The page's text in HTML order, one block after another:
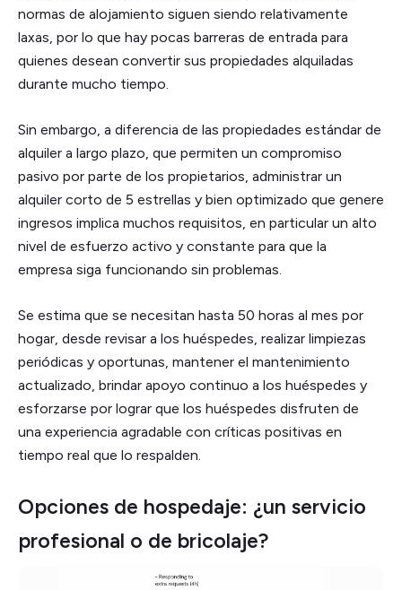
normas de alojamiento siguen siendo relativamente
laxas, por lo que hay pocas barreras de entrada para
quienes desean convertir sus propiedades alquiladas
durante mucho tiempo.
Sin embargo, a diferencia de las propiedades estándar de
alquiler a largo plazo, que permiten un compromiso
pasivo por parte de los propietarios, administrar un
alquiler corto de 5 estrellas y bien optimizado que genere
ingresos implica muchos requisitos, en particular un alto
nivel de esfuerzo activo y constante para que la
empresa siga funcionando sin problemas.
Se estima que se necesitan hasta 50 horas al mes por
hogar, desde revisar a los huéspedes, realizar limpiezas
periódicas y oportunas, mantener el mantenimiento
actualizado, brindar apoyo continuo a los huéspedes y
esforzarse por lograr que los huéspedes disfruten de
una experiencia agradable con críticas positivas en
tiempo real que lo respalden.
Opciones de hospedaje: ¿un servicio
profesional o de bricolaje?